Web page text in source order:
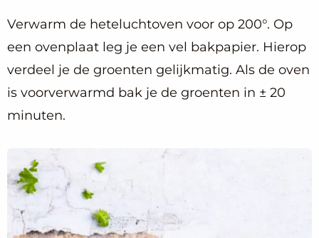
Verwarm de heteluchtoven voor op 200°. Op
een ovenplaat leg je een vel bakpapier. Hierop
verdeel je de groenten gelijkmatig. Als de oven
is voorverwarmd bak je de groenten in ± 20
minuten.